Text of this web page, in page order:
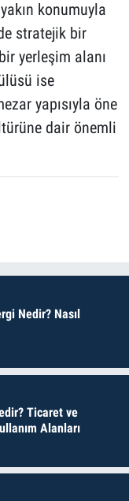
konumuyla
stratejik bir
yerleşim alanı
ise
yapısıyla öne
dair önemli
Nedir? Nasıl
Ticaret ve
Alanları